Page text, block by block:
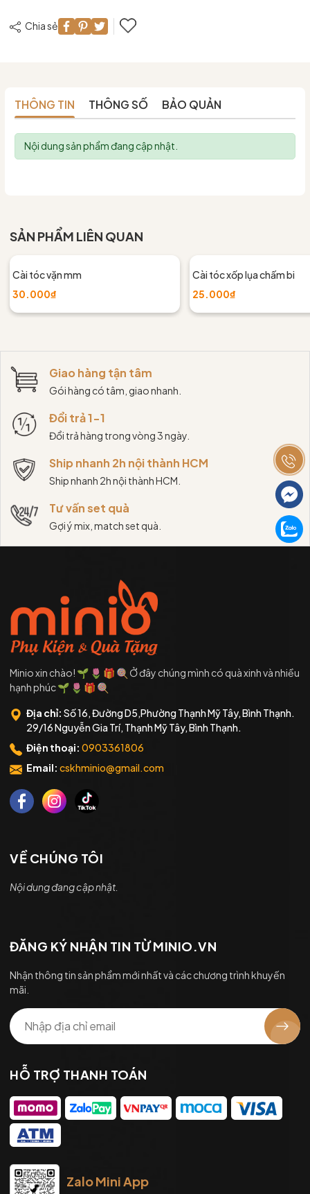
Chia sẻ
THÔNG TIN THÔNG SỐ BẢO QUẢN
Nội dung sản phẩm đang cập nhật.
SẢN PHẨM LIÊN QUAN
Cài tóc vặn mm
30.000₫
Cài tóc xốp lụa chấm bi
25.000₫
Giao hàng tận tâm
Gói hàng có tâm, giao nhanh.
Đổi trả 1-1
Đổi trả hàng trong vòng 3 ngày.
Ship nhanh 2h nội thành HCM
Ship nhanh 2h nội thành HCM.
Tư vấn set quà
Gợi ý mix, match set quà.
Minio xin chào! 🌱 🌷 🎁 🍭 Ở đây chúng mình có quà xinh và nhiều
hạnh phúc 🌱 🌷 🎁 🍭
Địa chỉ: Số 16, Đường D5,Phường Thạnh Mỹ Tây, Bình Thạnh.
29/16 Nguyễn Gia Trí, Thạnh Mỹ Tây, Bình Thạnh.
Điện thoại: 0903361806
Email: cskhminio@gmail.com
VỀ CHÚNG TÔI
Nội dung đang cập nhật.
ĐĂNG KÝ NHẬN TIN TỪ MINIO.VN
Nhận thông tin sản phẩm mới nhất và các chương trình khuyến
mãi.
HỖ TRỢ THANH TOÁN
Zalo Mini App